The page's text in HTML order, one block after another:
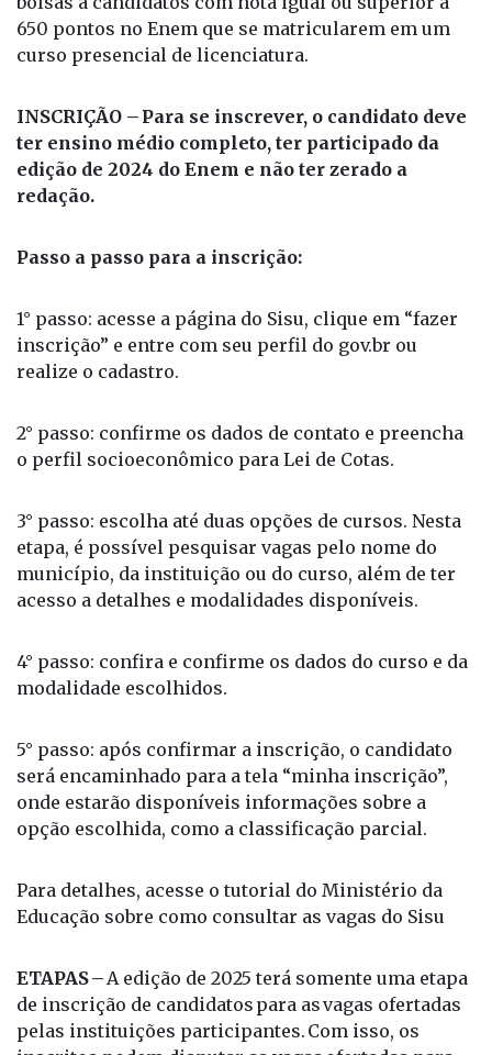
INSCRIÇÃO – Para se inscrever, o candidato deve
edição de 2024 do Enem e não ter zerado a
redação.
Passo a passo para a inscrição:
1° passo: acesse a página do Sisu, clique em “fazer
2° passo: confirme os dados de contato e preencha
3° passo: escolha até duas opções de cursos. Nesta
acesso a detalhes e modalidades disponíveis.
4° passo: confira e confirme os dados do curso e da
5° passo: após confirmar a inscrição, o candidato
opção escolhida, como a classificação parcial.
Para detalhes, acesse o tutorial do Ministério da
ETAPAS – A edição de 2025 terá somente uma etapa
inscritos podem disputar as vagas ofertadas para
o ano inteiro, participando da seleção uma única
vez. A chamada regular está prevista para 26 de